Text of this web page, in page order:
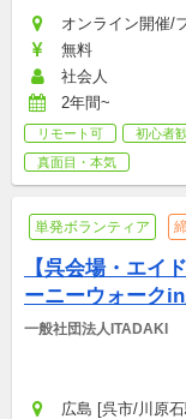
オンライン開催/
無料
社会人
2年間~
リモート可 初心者
真面目・本気
単発ボランティア
【呉会場・エイ
ーニーウォーク
一般社団法人ITADAKI
広島 [呉市/川原